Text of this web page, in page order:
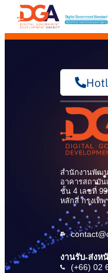
สำนักงานพัฒ
อาคารสถาบัน
ชั้น 4 เลขที่
หลักสี่ กรุงเทพ
งานรับ-ส่งห
(+66) 02